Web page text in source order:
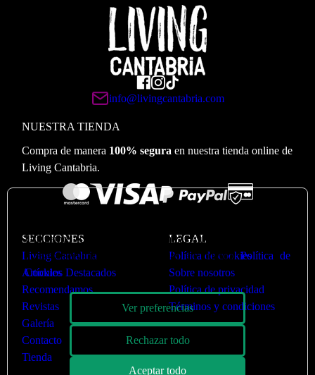
info@livingcantabria.com
NUESTRA TIENDA
Compra de manera 100% segura en nuestra tienda online de
Living Cantabria.
SECCIONES
Living Cantabria
Artículos Destacados
Recomendamos
Revistas
Galería
Contacto
Tienda
LEGAL
Política de cookies
Sobre nosotros
Política de privacidad
Términos y condiciones
Utilizamos cookies para optimizar nuestro sitio web y
nuestro servicio. Puede ver más en nuestraPolítica de
Cookies
Ver preferencias
Rechazar todo
Aceptar todo